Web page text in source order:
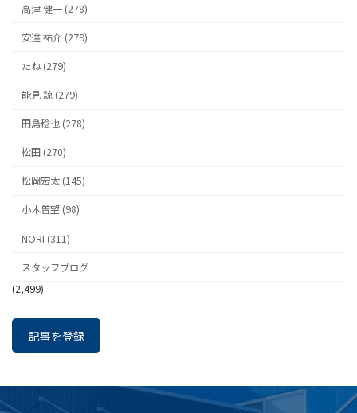
高津 健一 (278)
安達 祐介 (279)
たね (279)
能見 諒 (279)
田島稔也 (278)
松田 (270)
松岡宏太 (145)
小木曽望 (98)
NORI (311)
スタッフブログ
(2,499)
記事を登録